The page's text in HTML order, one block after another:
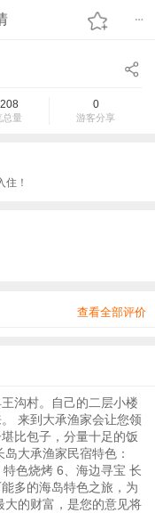
总量
0
游客分享
住！
查看全部评价
沟村。自己的二层小楼
来到大承渔家会让您领
比包子，分量十足的饭
大承渔家民宿特色：
色烧烤 6、海边寻宝 长
多的海岛特色之旅，为
的财富，是您的意见将